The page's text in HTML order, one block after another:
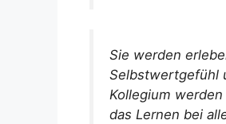
Sie werden
Selbstwertgefühl
Kollegium
das Lernen bei